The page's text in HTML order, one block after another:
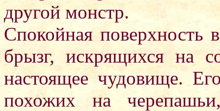
другой монстр.
Спокойная поверхность
брызг, искрящихся на
настоящее чудовище.
похожих на